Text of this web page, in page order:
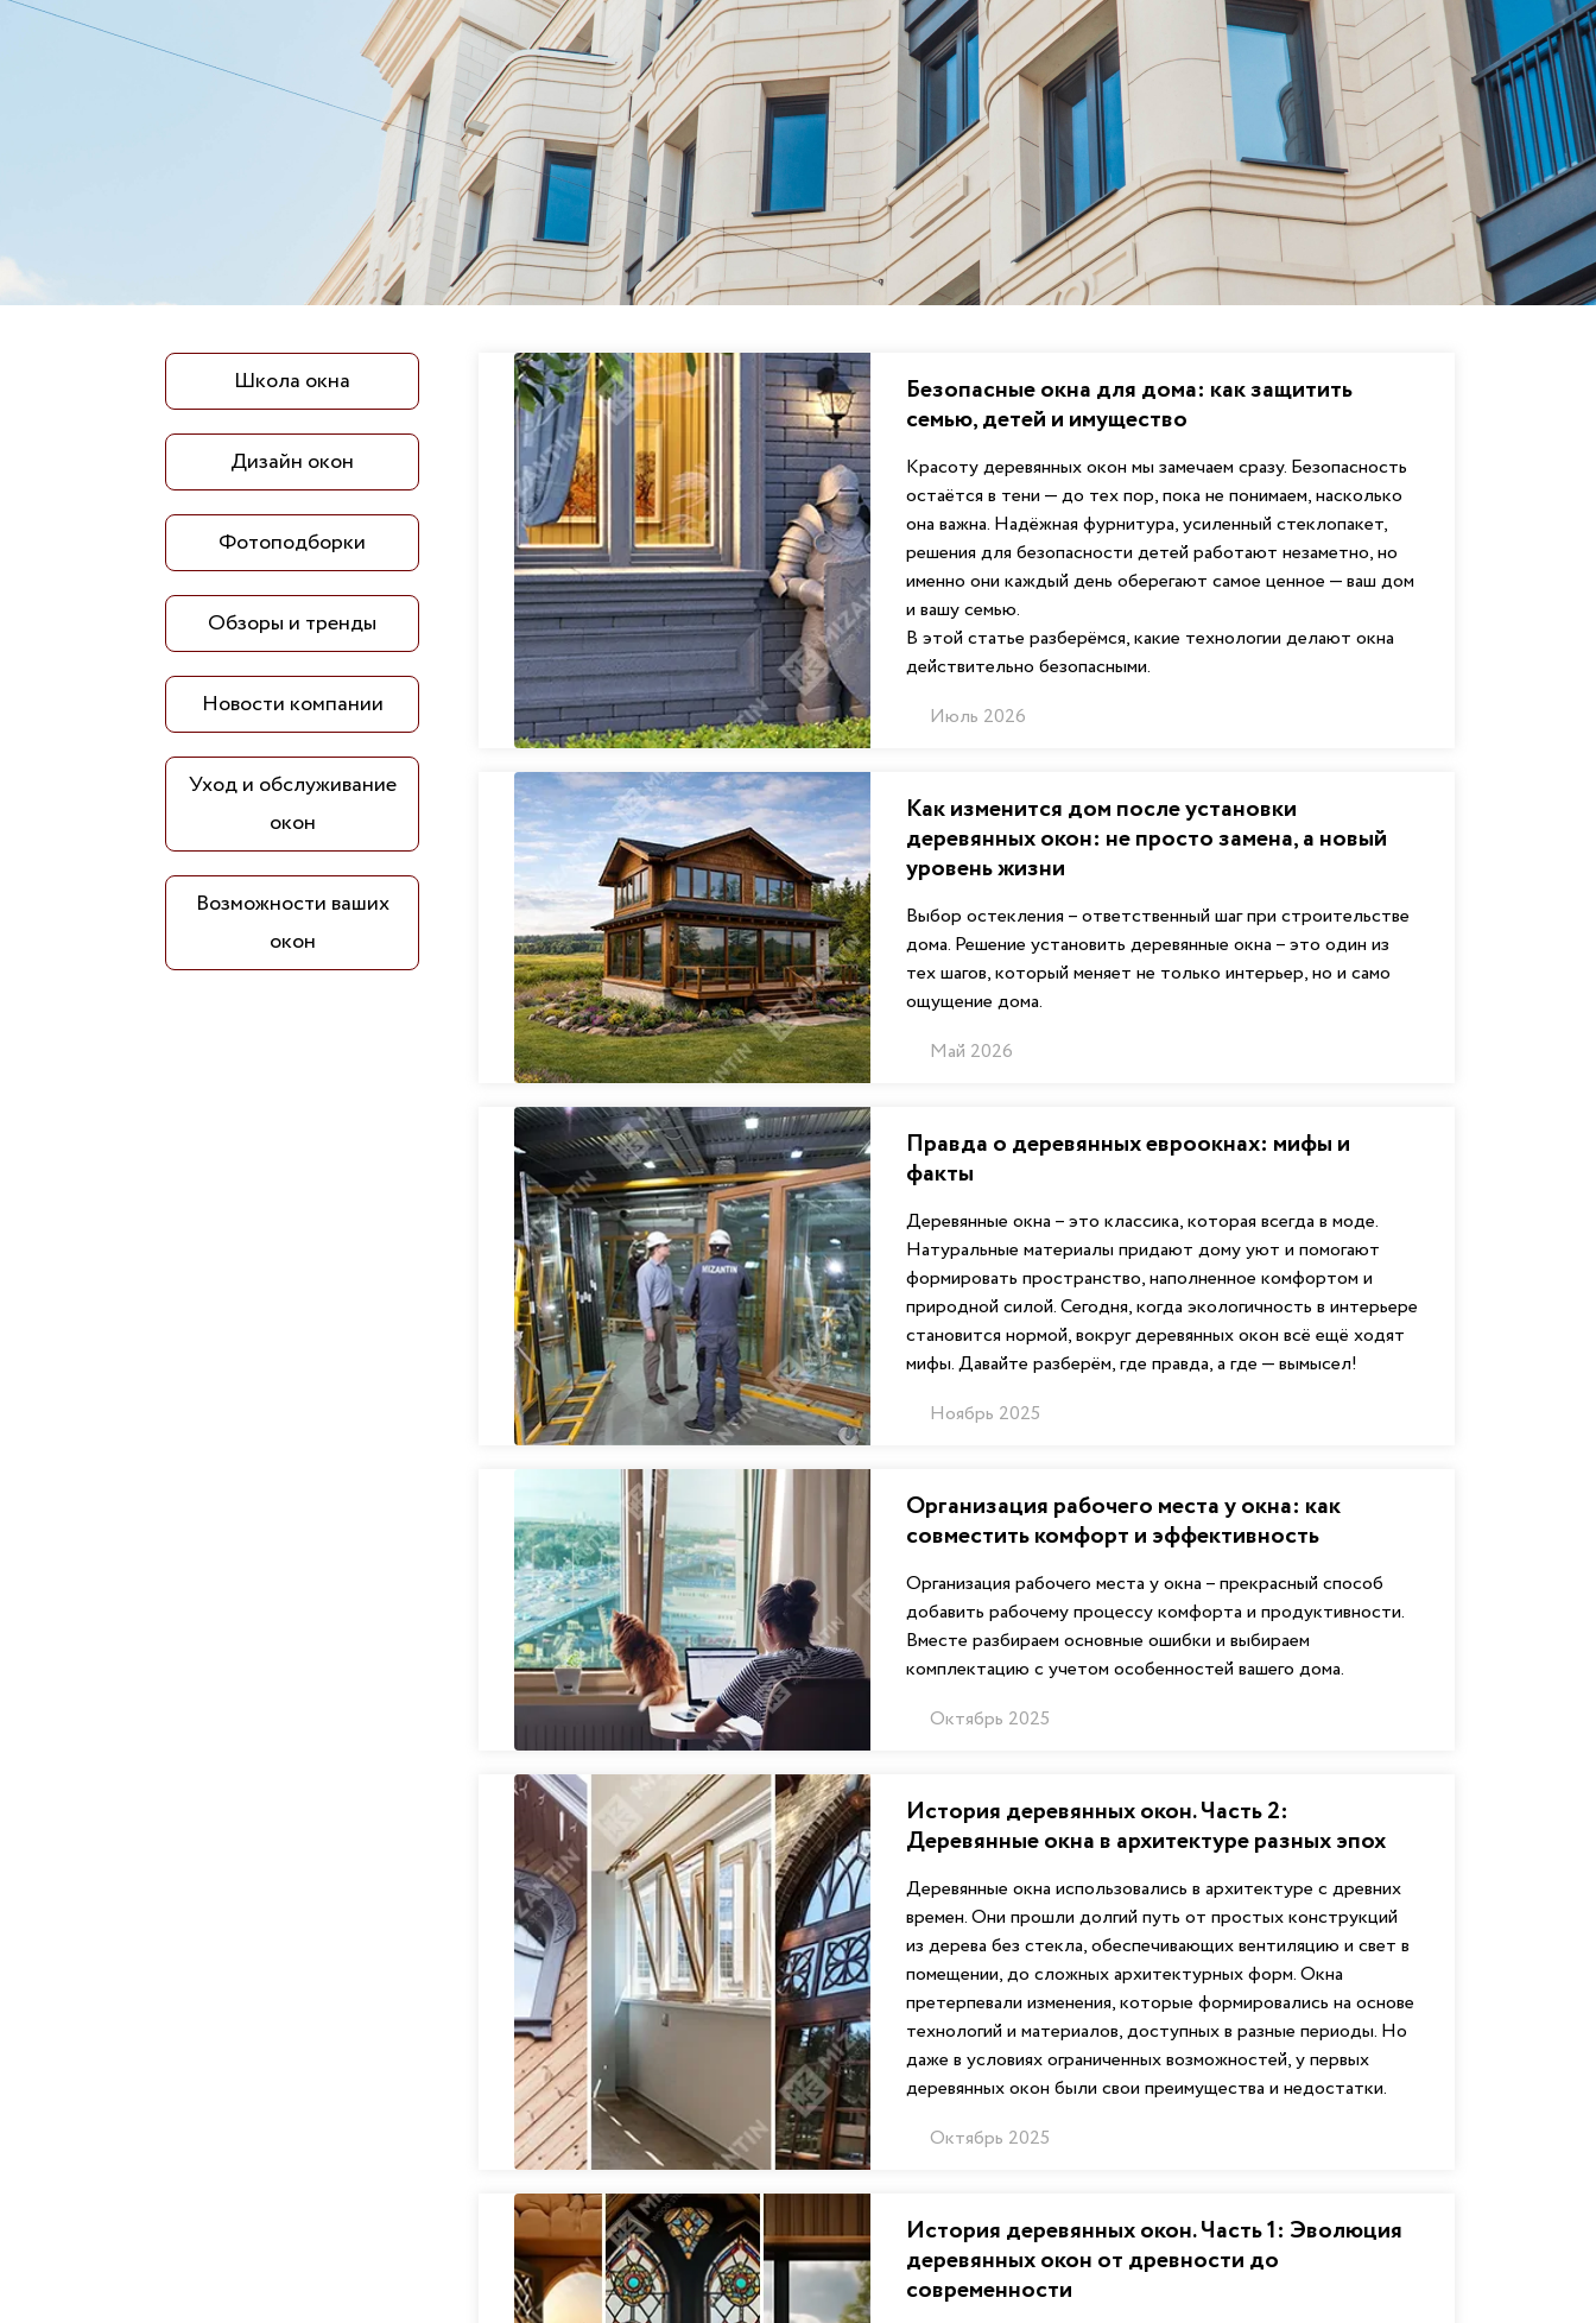
Школа окна
Дизайн окон
Фотоподборки
Обзоры и тренды
Новости компании
Уход и обслуживание
окон
Возможности ваших
окон
Безопасные окна для дома: как защитить
семью, детей и имущество
Красоту деревянных окон мы замечаем сразу. Безопасность
остаётся в тени — до тех пор, пока не понимаем, насколько
она важна. Надёжная фурнитура, усиленный стеклопакет,
решения для безопасности детей работают незаметно, но
именно они каждый день оберегают самое ценное — ваш дом
и вашу семью.
В этой статье разберёмся, какие технологии делают окна
действительно безопасными.
Июль 2026
Как изменится дом после установки
деревянных окон: не просто замена, а новый
уровень жизни
Выбор остекления – ответственный шаг при строительстве
дома. Решение установить деревянные окна – это один из
тех шагов, который меняет не только интерьер, но и само
ощущение дома.
Май 2026
Правда о деревянных евроокнах: мифы и
факты
Деревянные окна – это классика, которая всегда в моде.
Натуральные материалы придают дому уют и помогают
формировать пространство, наполненное комфортом и
природной силой. Сегодня, когда экологичность в интерьере
становится нормой, вокруг деревянных окон всё ещё ходят
мифы. Давайте разберём, где правда, а где — вымысел!
Ноябрь 2025
Организация рабочего места у окна: как
совместить комфорт и эффективность
Организация рабочего места у окна – прекрасный способ
добавить рабочему процессу комфорта и продуктивности.
Вместе разбираем основные ошибки и выбираем
комплектацию с учетом особенностей вашего дома.
Октябрь 2025
История деревянных окон. Часть 2:
Деревянные окна в архитектуре разных эпох
Деревянные окна использовались в архитектуре с древних
времен. Они прошли долгий путь от простых конструкций
из дерева без стекла, обеспечивающих вентиляцию и свет в
помещении, до сложных архитектурных форм. Окна
претерпевали изменения, которые формировались на основе
технологий и материалов, доступных в разные периоды. Но
даже в условиях ограниченных возможностей, у первых
деревянных окон были свои преимущества и недостатки.
Октябрь 2025
История деревянных окон. Часть 1: Эволюция
деревянных окон от древности до
современности